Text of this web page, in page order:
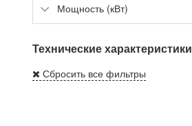
Мощность (кВт)
Технические характеристики
Сбросить все фильтры